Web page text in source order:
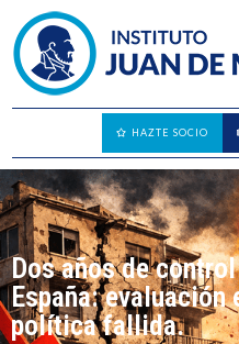
HAZTE SOCIO
Dos años de
España: evaluación
política fallida.